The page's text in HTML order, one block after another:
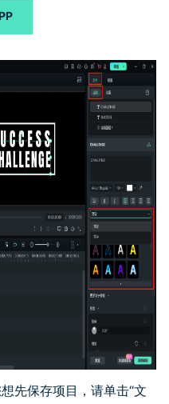
先保存项目，请单击“文